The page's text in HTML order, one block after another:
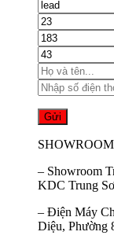
– Showroom
KDC Trung
– Điện Máy
Diệu, Phường